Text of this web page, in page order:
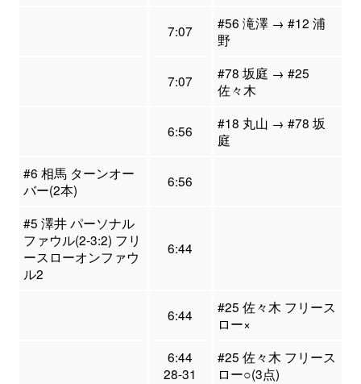
7:07
#56 滝澤 → #12 浦
野
7:07
#78 坂庭 → #25
佐々木
6:56
#18 丸山 → #78 坂
庭
#6 相馬 ターンオー
バー(2本)
6:56
#5 澤井 パーソナル
ファウル(2-3:2) フリ
ースローオンファウ
ル2
6:44
6:44
#25 佐々木 フリース
ロー×
6:44
28-31
#25 佐々木 フリース
ロー○(3点)